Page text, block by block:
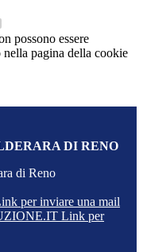
possono essere
pagina della cookie
DI RENO
di Reno
per inviare una mail
Link per